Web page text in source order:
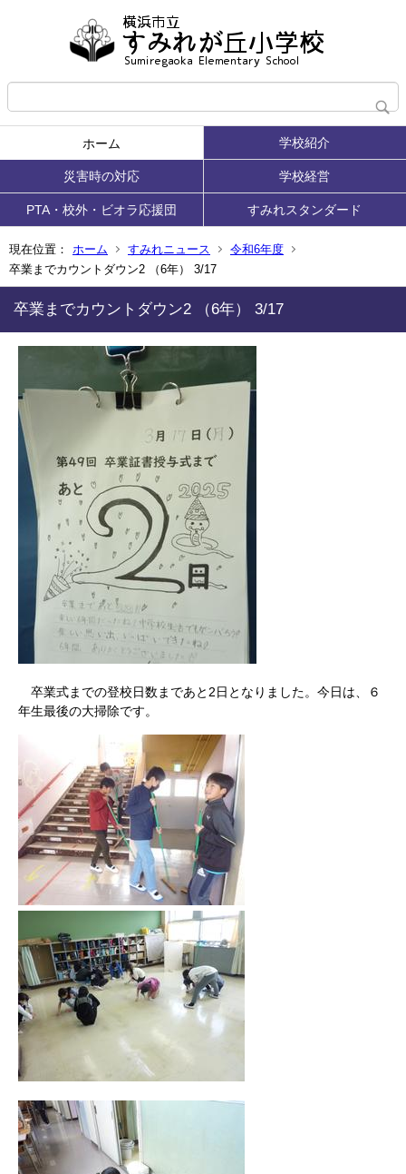
ホーム 学校紹介
災害時の対応 学校経営
PTA・校外・ビオラ応援団 すみれスタンダード
現在位置： ホーム すみれニュース
令和6年度
卒業までカウントダウン2 （6年） 3/17
卒業までカウントダウン2 （6年） 3/17
卒業式までの登校日数まであと2日となりました。今日は、６
年生最後の大掃除です。